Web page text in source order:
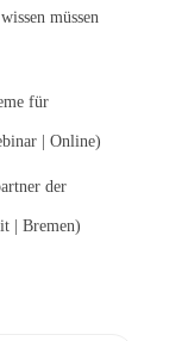
müssen
für
| Online)
der
| Bremen)